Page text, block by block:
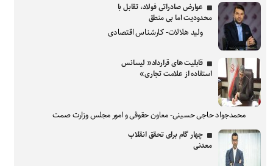
عوارض صادراتی فولاد، تقابل با
محدودیت اما بی منطق
ولید هلالات- کارشناس اقتصادی
قابلیت های قرارداد« لیسانس
استفاده از علامت تجاری»
محمدجواد حاجی حسینی- معاون حقوقی و امور مجلس وزارت صمت
چهار گام برای تحقق انقلاب
معدنی